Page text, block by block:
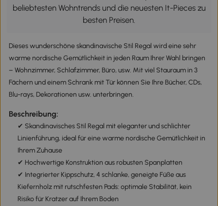
beliebtesten Wohntrends und die neuesten It-Pieces zu
besten Preisen.
Dieses wunderschöne skandinavische Stil Regal wird eine sehr
warme nordische Gemütlichkeit in jeden Raum Ihrer Wahl bringen
– Wohnzimmer, Schlafzimmer, Büro, usw. Mit viel Stauraum in 3
Fächern und einem Schrank mit Tür können Sie Ihre Bücher, CDs,
Blu-rays, Dekorationen usw. unterbringen.
Beschreibung:
✔ Skandinavisches Stil Regal mit eleganter und schlichter
Linienführung, ideal für eine warme nordische Gemütlichkeit in
Ihrem Zuhause
✔ Hochwertige Konstruktion aus robusten Spanplatten
✔ Integrierter Kippschutz, 4 schlanke, geneigte Füße aus
Kiefernholz mit rutschfesten Pads: optimale Stabilität, kein
Risiko für Kratzer auf Ihrem Boden